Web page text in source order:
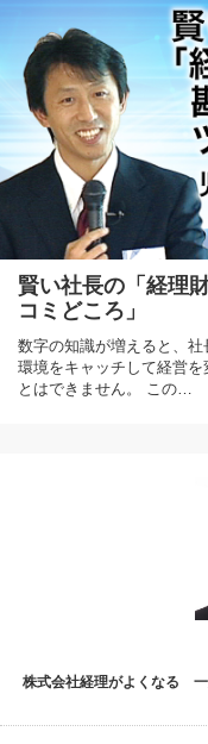
賢い社長の「経理
コミどころ」
数字の知識が増えると、
環境をキャッチして経営
とはできません。 この…
株式会社経理がよくなる